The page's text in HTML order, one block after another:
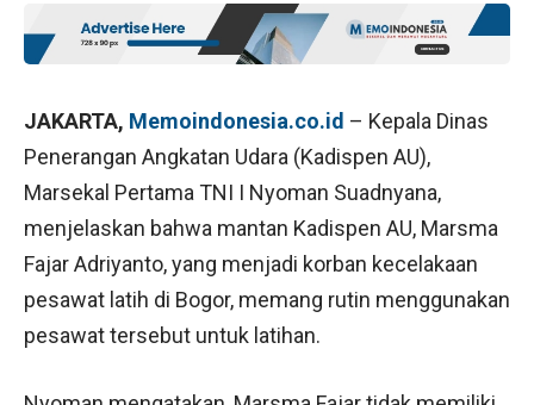
JAKARTA, Memoindonesia.co.id – Kepala Dinas
Penerangan Angkatan Udara (Kadispen AU),
Marsekal Pertama TNI I Nyoman Suadnyana,
menjelaskan bahwa mantan Kadispen AU, Marsma
Fajar Adriyanto, yang menjadi korban kecelakaan
pesawat latih di Bogor, memang rutin menggunakan
pesawat tersebut untuk latihan.